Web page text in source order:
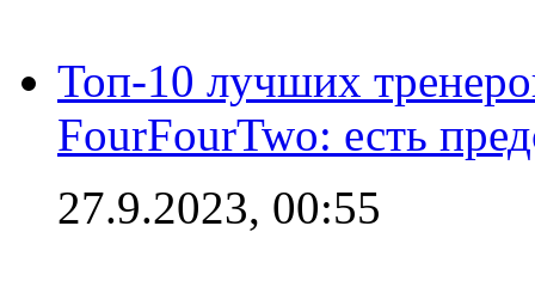
Топ-10 лучших
FourFourTwo: есть
27.9.2023, 00:55